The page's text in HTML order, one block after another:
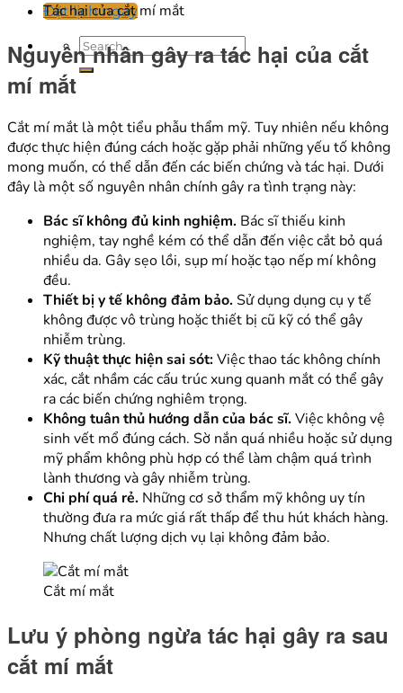
Đặt lịch ngay
Tác hại của cắt mí mắt
Nguyên nhân gây ra tác hại của cắt
mí mắt
Cắt mí mắt là một tiểu phẫu thẩm mỹ. Tuy nhiên nếu không
được thực hiện đúng cách hoặc gặp phải những yếu tố không
mong muốn, có thể dẫn đến các biến chứng và tác hại. Dưới
đây là một số nguyên nhân chính gây ra tình trạng này:
Bác sĩ không đủ kinh nghiệm. Bác sĩ thiếu kinh
nghiệm, tay nghề kém có thể dẫn đến việc cắt bỏ quá
nhiều da. Gây sẹo lồi, sụp mí hoặc tạo nếp mí không
đều.
Thiết bị y tế không đảm bảo.Sử dụng dụng cụ y tế
không được vô trùng hoặc thiết bị cũ kỹ có thể gây
nhiễm trùng.
Kỹ thuật thực hiện sai sót:Việc thao tác không chính
xác, cắt nhầm các cấu trúc xung quanh mắt có thể gây
ra các biến chứng nghiêm trọng.
Không tuân thủ hướng dẫn của bác sĩ.Việc không vệ
sinh vết mổ đúng cách. Sờ nắn quá nhiều hoặc sử dụng
mỹ phẩm không phù hợp có thể làm chậm quá trình
lành thương và gây nhiễm trùng.
Chi phí quá rẻ. Những cơ sở thẩm mỹ không uy tín
thường đưa ra mức giá rất thấp để thu hút khách hàng.
Nhưng chất lượng dịch vụ lại không đảm bảo.
Cắt mí mắt
Lưu ý phòng ngừa tác hại gây ra sau
cắt mí mắt